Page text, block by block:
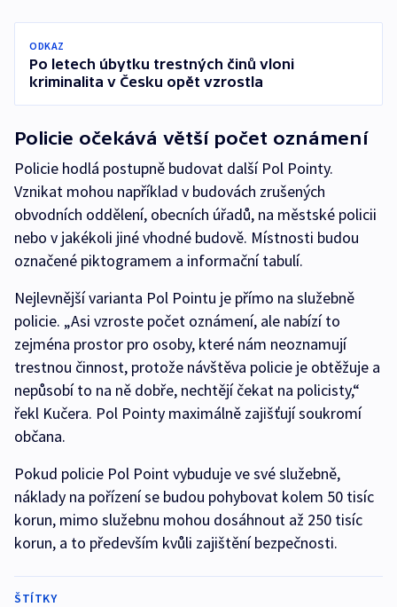
ODKAZ
Po letech úbytku trestných činů vloni
kriminalita v Česku opět vzrostla
Policie očekává větší počet oznámení
Policie hodlá postupně budovat další Pol Pointy.
Vznikat mohou například v budovách zrušených
obvodních oddělení, obecních úřadů, na městské policii
nebo v jakékoli jiné vhodné budově. Místnosti budou
označené piktogramem a informační tabulí.
Nejlevnější varianta Pol Pointu je přímo na služebně
policie. „Asi vzroste počet oznámení, ale nabízí to
zejména prostor pro osoby, které nám neoznamují
trestnou činnost, protože návštěva policie je obtěžuje a
nepůsobí to na ně dobře, nechtějí čekat na policisty,“
řekl Kučera. Pol Pointy maximálně zajišťují soukromí
občana.
Pokud policie Pol Point vybuduje ve své služebně,
náklady na pořízení se budou pohybovat kolem 50 tisíc
korun, mimo služebnu mohou dosáhnout až 250 tisíc
korun, a to především kvůli zajištění bezpečnosti.
ŠTÍTKY